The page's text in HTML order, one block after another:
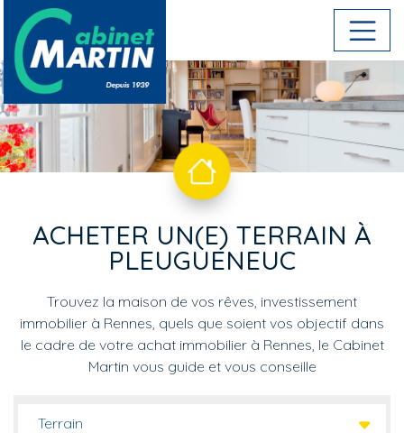
Aller au contenu principal
ACHETER UN(E) TERRAIN À
PLEUGUENEUC
Trouvez la maison de vos rêves, investissement
immobilier à Rennes, quels que soient vos objectif dans
le cadre de votre achat immobilier à Rennes, le Cabinet
Martin vous guide et vous conseille
Terrain